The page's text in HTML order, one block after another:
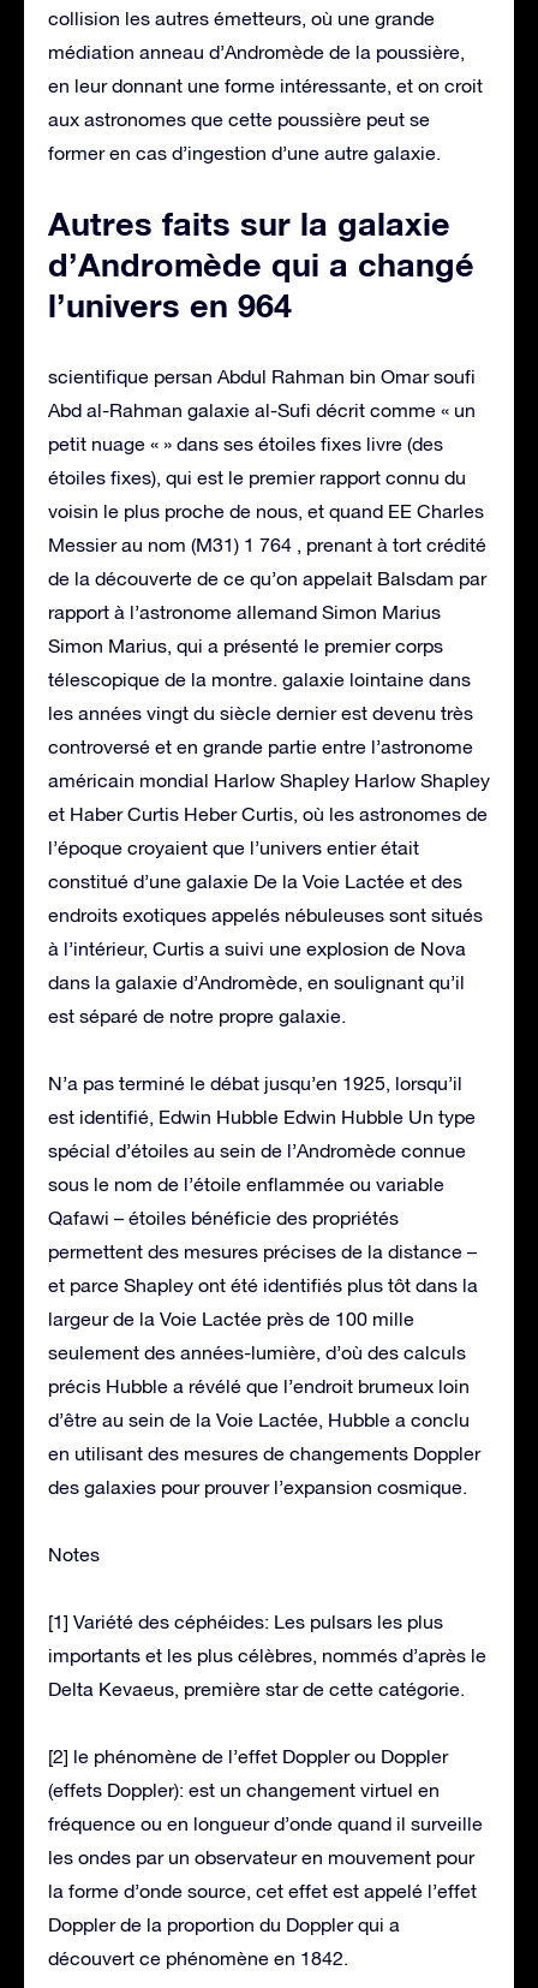
collision les autres émetteurs, où une grande
médiation anneau d’Andromède de la poussière,
en leur donnant une forme intéressante, et on croit
aux astronomes que cette poussière peut se
former en cas d’ingestion d’une autre galaxie.
Autres faits sur la galaxie
d’Andromède qui a changé
l’univers en 964
scientifique persan Abdul Rahman bin Omar soufi
Abd al-Rahman galaxie al-Sufi décrit comme « un
petit nuage « » dans ses étoiles fixes livre (des
étoiles fixes), qui est le premier rapport connu du
voisin le plus proche de nous, et quand EE Charles
Messier au nom (M31) 1 764 , prenant à tort crédité
de la découverte de ce qu’on appelait Balsdam par
rapport à l’astronome allemand Simon Marius
Simon Marius, qui a présenté le premier corps
télescopique de la montre. galaxie lointaine dans
les années vingt du siècle dernier est devenu très
controversé et en grande partie entre l’astronome
américain mondial Harlow Shapley Harlow Shapley
et Haber Curtis Heber Curtis, où les astronomes de
l’époque croyaient que l’univers entier était
constitué d’une galaxie De la Voie Lactée et des
endroits exotiques appelés nébuleuses sont situés
à l’intérieur, Curtis a suivi une explosion de Nova
dans la galaxie d’Andromède, en soulignant qu’il
est séparé de notre propre galaxie.
N’a pas terminé le débat jusqu’en 1925, lorsqu’il
est identifié, Edwin Hubble Edwin Hubble Un type
spécial d’étoiles au sein de l’Andromède connue
sous le nom de l’étoile enflammée ou variable
Qafawi – étoiles bénéficie des propriétés
permettent des mesures précises de la distance –
et parce Shapley ont été identifiés plus tôt dans la
largeur de la Voie Lactée près de 100 mille
seulement des années-lumière, d’où des calculs
précis Hubble a révélé que l’endroit brumeux loin
d’être au sein de la Voie Lactée, Hubble a conclu
en utilisant des mesures de changements Doppler
des galaxies pour prouver l’expansion cosmique.
Notes
[1] Variété des céphéides: Les pulsars les plus
importants et les plus célèbres, nommés d’après le
Delta Kevaeus, première star de cette catégorie.
[2] le phénomène de l’effet Doppler ou Doppler
(effets Doppler): est un changement virtuel en
fréquence ou en longueur d’onde quand il surveille
les ondes par un observateur en mouvement pour
la forme d’onde source, cet effet est appelé l’effet
Doppler de la proportion du Doppler qui a
découvert ce phénomène en 1842.